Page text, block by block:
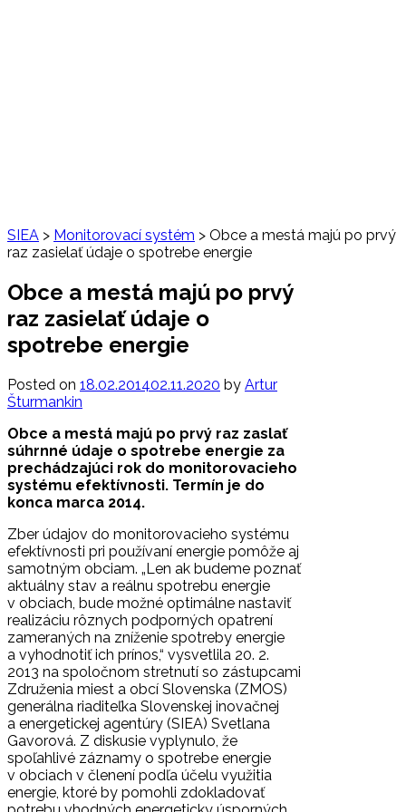
SIEA > Monitorovací systém > Obce a mestá majú po prvý
raz zasielať údaje o spotrebe energie
Obce a mestá majú po prvý
raz zasielať údaje o
spotrebe energie
Posted on 18.02.201402.11.2020 by Artur
Šturmankin
Obce a mestá majú po prvý raz zaslať
súhrnné údaje o spotrebe energie za
prechádzajúci rok do monitorovacieho
systému efektívnosti. Termín je do
konca marca 2014.
Zber údajov do monitorovacieho systému
efektívnosti pri používaní energie pomôže aj
samotným obciam. „Len ak budeme poznať
aktuálny stav a reálnu spotrebu energie
v obciach, bude možné optimálne nastaviť
realizáciu rôznych podporných opatrení
zameraných na zníženie spotreby energie
a vyhodnotiť ich prínos,“ vysvetlila 20. 2.
2013 na spoločnom stretnutí so zástupcami
Združenia miest a obcí Slovenska (ZMOS)
generálna riaditeľka Slovenskej inovačnej
a energetickej agentúry (SIEA) Svetlana
Gavorová. Z diskusie vyplynulo, že
spoľahlivé záznamy o spotrebe energie
v obciach v členení podľa účelu využitia
energie, ktoré by pomohli zdokladovať